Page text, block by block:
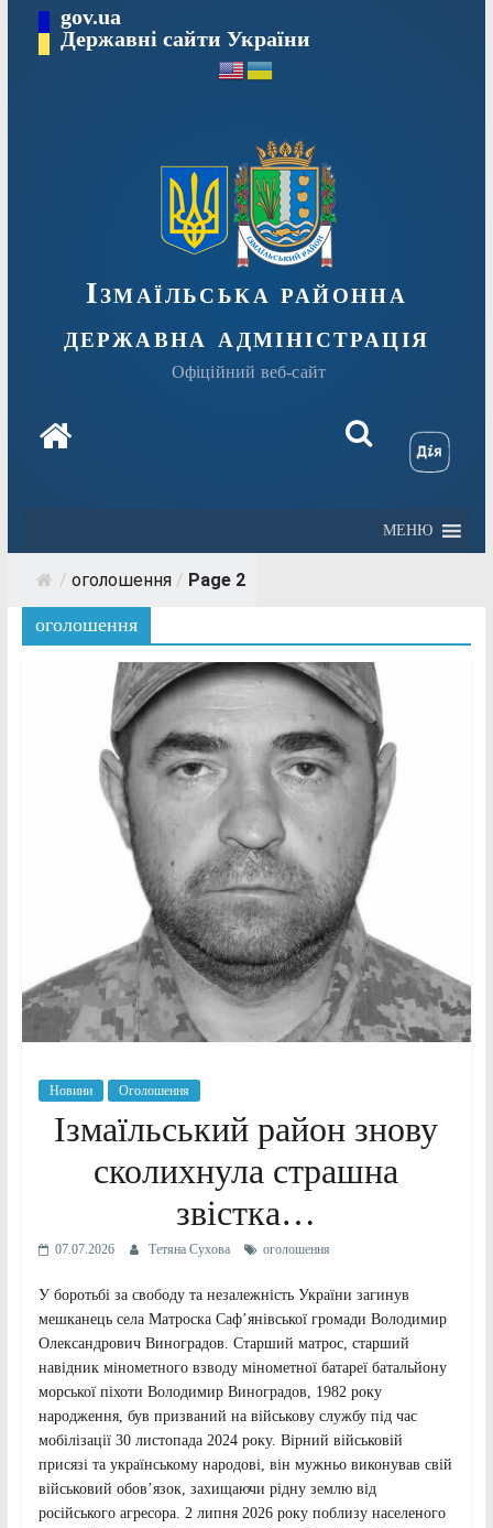
вмісту
gov.ua
Державні сайти України
Ізмаїльська районна
державна адміністрація
Офіційний веб-сайт
МЕНЮ
/ оголошення / Page 2
оголошення
Новини Оголошення
Ізмаїльський район знову
сколихнула страшна
звістка…
07.07.2026 Тетяна Сухова оголошення
У боротьбі за свободу та незалежність України загинув
мешканець села Матроска Саф’янівської громади Володимир
Олександрович Виноградов. Старший матрос, старший
навідник мінометного взводу мінометної батареї батальйону
морської піхоти Володимир Виноградов, 1982 року
народження, був призваний на військову службу під час
мобілізації 30 листопада 2024 року. Вірний військовій
присязі та українському народові, він мужньо виконував свій
військовий обов’язок, захищаючи рідну землю від
російського агресора. 2 липня 2026 року поблизу населеного